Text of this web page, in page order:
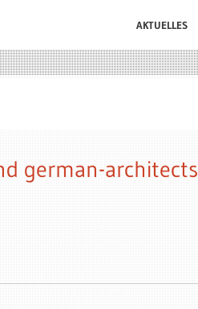
AKTUELLES
german-architects